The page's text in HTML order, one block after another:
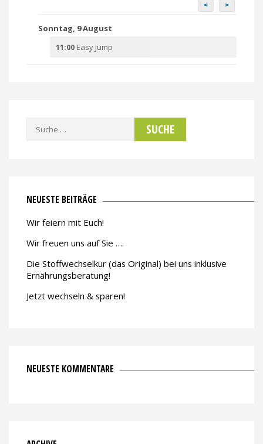
< >
Sonntag, 9 August
11:00 Easy Jump
Suche
NEUESTE BEITRÄGE
Wir feiern mit Euch!
Wir freuen uns auf Sie ….
Die Stoffwechselkur (das Original) bei uns inklusive
Ernährungsberatung!
Jetzt wechseln & sparen!
NEUESTE KOMMENTARE